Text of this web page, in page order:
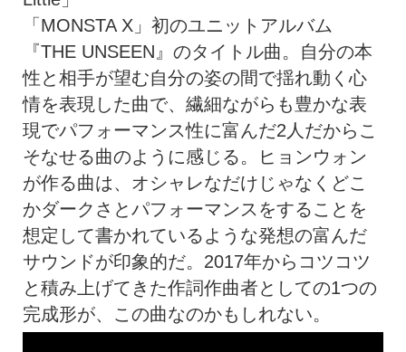
「MONSTA X」初のユニットアルバム
『THE UNSEEN』のタイトル曲。自分の本
性と相手が望む自分の姿の間で揺れ動く心
情を表現した曲で、繊細ながらも豊かな表
現でパフォーマンス性に富んだ2人だからこ
そなせる曲のように感じる。ヒョンウォン
が作る曲は、オシャレなだけじゃなくどこ
かダークさとパフォーマンスをすることを
想定して書かれているような発想の富んだ
サウンドが印象的だ。2017年からコツコツ
と積み上げてきた作詞作曲者としての1つの
完成形が、この曲なのかもしれない。